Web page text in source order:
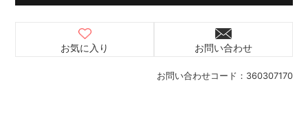
お問い合わせコード： 360307170
お気に入り お問い合わせ